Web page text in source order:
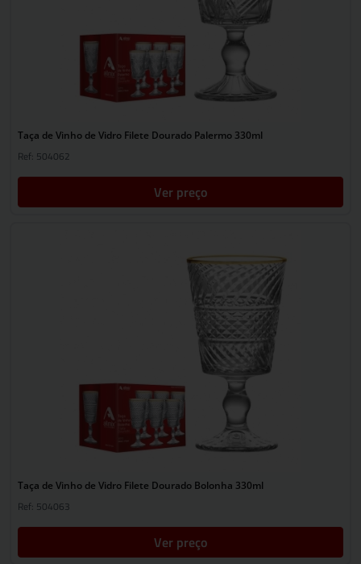
Taça de Vinho de Vidro Filete Dourado Palermo 330ml
Ref: 504062
Ver preço
Taça de Vinho de Vidro Filete Dourado Bolonha 330ml
Ref: 504063
Ver preço